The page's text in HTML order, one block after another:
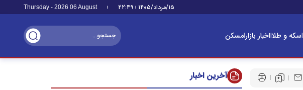
۱۵/مرداد/۱۴۰۵ ۲۲:۴۹ Thursday - 2026 06 August
|سکه و طلا|اخبار بازار|مسکن
آخرین اخبار